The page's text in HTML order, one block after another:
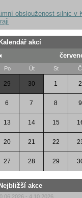
obslouženost silnic v
Kalendář akcí
Po Út St
29 30 1 2
6 7 8 9
13 14 15
20 21 22
27 28 29
Nejbližší akce
- 4.10.2026